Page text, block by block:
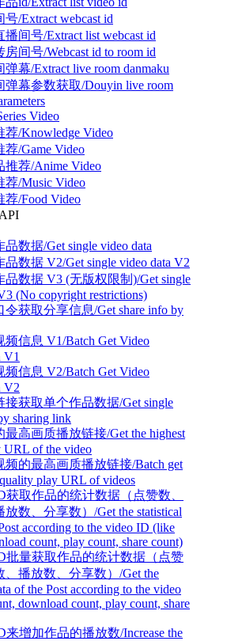
/Extract webcast id
间号/Extract list webcast id
间号/Webcast id to room id
幕/Extract live room danmaku
弹幕参数获取/Douyin live room
Video
/Knowledge Video
/Game Video
推荐/Anime Video
/Music Video
荐/Food Video
数据/Get single video data
数据 V2/Get single video data V2
品数据 V3 (无版权限制)/Get single
(No copyright restrictions)
获取分享信息/Get share info by
信息 V1/Batch Get Video
V1
信息 V2/Batch Get Video
V2
接获取单个作品数据/Get single
sharing link
高画质播放链接/Get the highest
URL of the video
频的最高画质播放链接/Batch get
play URL of videos
获取作品的统计数据（点赞数、
数、分享数）/Get the statistical
according to the video ID (like
count, play count, share count)
批量获取作品的统计数据（点赞
、播放数、分享数）/Get the
of the Post according to the video
download count, play count, share
增加作品的播放数/Increase the